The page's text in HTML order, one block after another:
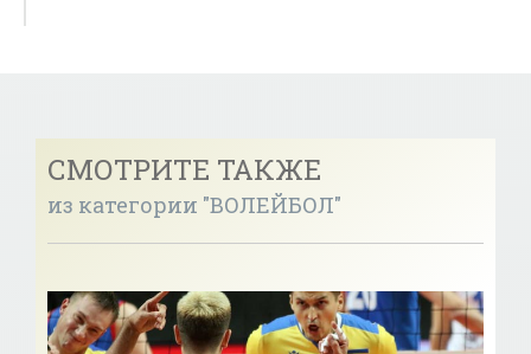
СМОТРИТЕ ТАКЖЕ
из категории "ВОЛЕЙБОЛ"